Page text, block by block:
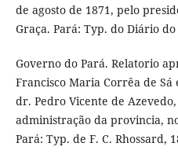
de agosto de 1871, pelo
Graça. Pará: Typ. do Diário do
Governo do Pará. Relatorio
Francisco Maria Corrêa de Sá
dr. Pedro Vicente de
administração da provincia,
Pará: Typ. de F. C. Rhossard,